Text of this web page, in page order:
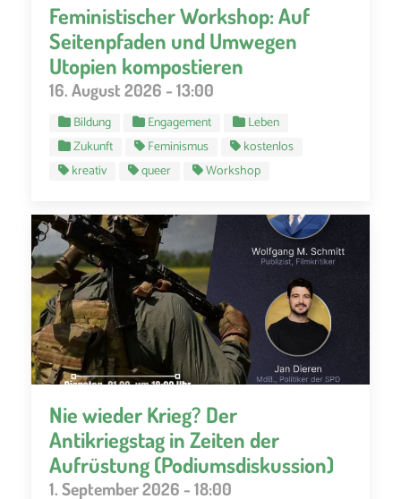
Feministischer Workshop: Auf
Seitenpfaden und Umwegen
Utopien kompostieren
16. August 2026 - 13:00
Bildung Engagement
Leben
Zukunft
Feminismus
kostenlos
kreativ
queer Workshop
Nie wieder Krieg? Der
Antikriegstag in Zeiten der
Aufrüstung (Podiumsdiskussion)
1. September 2026 - 18:00